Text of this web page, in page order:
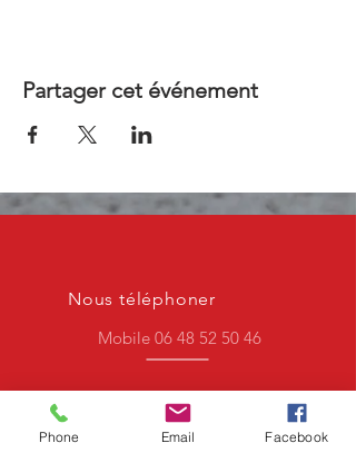
Partager cet événement
Nous téléphoner
Mobile 06 48 52 50 46
Nous contacter par mail
Phone Email Facebook